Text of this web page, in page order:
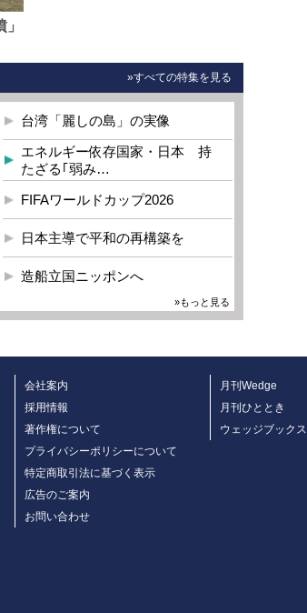
»すべての特集を見る
台湾「麗しの島」の実像
エネルギー依存国家・日本 持
たざる｢弱み…
FIFAワールドカップ2026
日本主導で平和の再構築を
造船立国ニッポンへ
»もっと見る
会社案内
採用情報
著作権について
プライバシーポリシーについて
特定商取引法に基づく表示
広告のご案内
お問い合わせ
月刊Wedge
月刊ひととき
ウェッジブックス